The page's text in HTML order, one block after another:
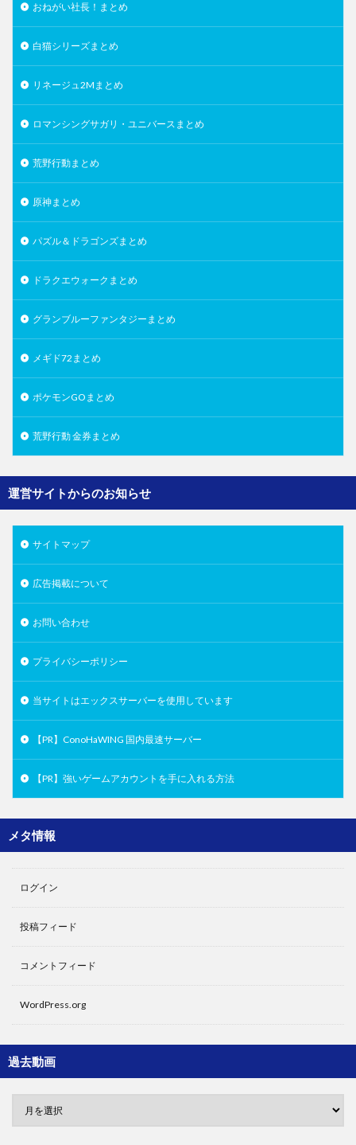
おねがい社長！まとめ
白猫シリーズまとめ
リネージュ2Mまとめ
ロマンシングサガリ・ユニバースまとめ
荒野行動まとめ
原神まとめ
パズル＆ドラゴンズまとめ
ドラクエウォークまとめ
グランブルーファンタジーまとめ
メギド72まとめ
ポケモンGOまとめ
荒野行動 金券まとめ
運営サイトからのお知らせ
サイトマップ
広告掲載について
お問い合わせ
プライバシーポリシー
当サイトはエックスサーバーを使用しています
【PR】ConoHaWING 国内最速サーバー
【PR】強いゲームアカウントを手に入れる方法
メタ情報
ログイン
投稿フィード
コメントフィード
WordPress.org
過去動画